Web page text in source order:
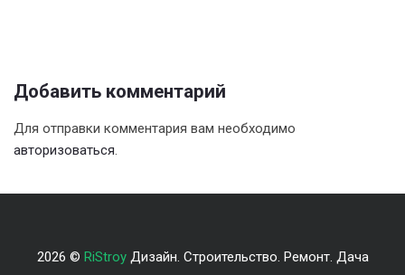
Добавить комментарий
Для отправки комментария вам необходимо
авторизоваться.
2026 © RiStroyДизайн. Строительство. Ремонт. Дача